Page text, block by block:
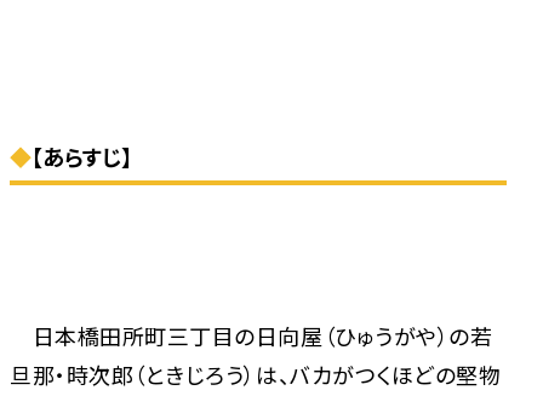
◆【あらすじ】
日本橋田所町三丁目の日向屋（ひゅうがや）の若
旦那・時次郎（ときじろう）は、バカがつくほどの堅物